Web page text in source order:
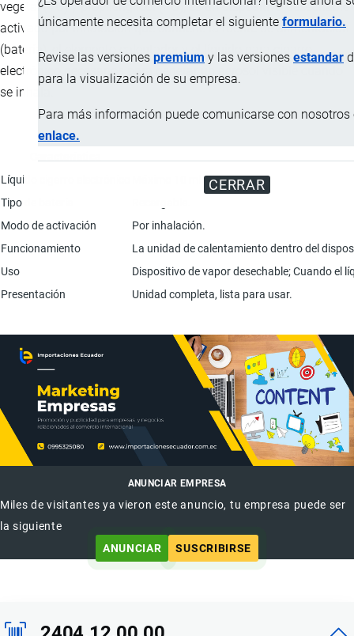
únicamente necesita completar el siguiente formulario.
Revise las versiones premium y las versiones estandar
para la visualización de su empresa.
Para más información puede comunicarse con nosotros
enlace.
CERRAR
vegetal (VG) y propilenglicol (PG), es un dispositivo desechable
activado por inhalación que contiene la fuente de alimentación
(batería), el elemento calentador y el líquido para cigarro
electrónico necesarios para generar un aerosol visible cuando
se inhala.
Líquido cigarro electrónico
Tipo de batería
Modo de activación
Por inhalación.
Funcionamiento
La unidad de calentamiento dentro del
Uso
Dispositivo de vapor desechable; Cuando el
Presentación
Unidad completa, lista para usar.
ANUNCIAR EMPRESA
Miles de visitantes ya vieron este anuncio, tu empresa puede ser
la siguiente
ANUNCIAR
SUSCRIBIRSE